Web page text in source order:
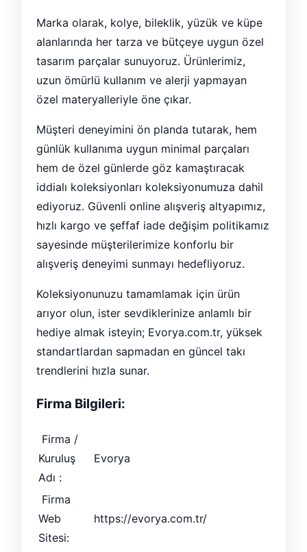
Marka olarak, kolye, bileklik, yüzük ve küpe
alanlarında her tarza ve bütçeye uygun özel
tasarım parçalar sunuyoruz. Ürünlerimiz,
uzun ömürlü kullanım ve alerji yapmayan
özel materyalleriyle öne çıkar.
Müşteri deneyimini ön planda tutarak, hem
günlük kullanıma uygun minimal parçaları
hem de özel günlerde göz kamaştıracak
iddialı koleksiyonları koleksiyonumuza dahil
ediyoruz. Güvenli online alışveriş altyapımız,
hızlı kargo ve şeffaf iade değişim politikamız
sayesinde müşterilerimize konforlu bir
alışveriş deneyimi sunmayı hedefliyoruz.
Koleksiyonunuzu tamamlamak için ürün
arıyor olun, ister sevdiklerinize anlamlı bir
hediye almak isteyin; Evorya.com.tr, yüksek
standartlardan sapmadan en güncel takı
trendlerini hızla sunar.
Firma Bilgileri:
Firma /
Kuruluş
Adı :
Evorya
Firma
Web
Sitesi:
https://evorya.com.tr/